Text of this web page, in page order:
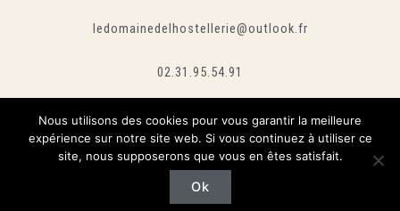
ledomainedelhostellerie@outlook.fr
02.31.95.54.91
Copyright © 2026 Le domaine de l'hostellerie | Mentions légales
Nous utilisons des cookies pour vous garantir la meilleure
expérience sur notre site web. Si vous continuez à utiliser ce
site, nous supposerons que vous en êtes satisfait.
Ok